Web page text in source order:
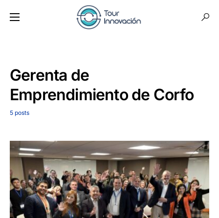
Gerenta de
Emprendimiento de Corfo
5 posts